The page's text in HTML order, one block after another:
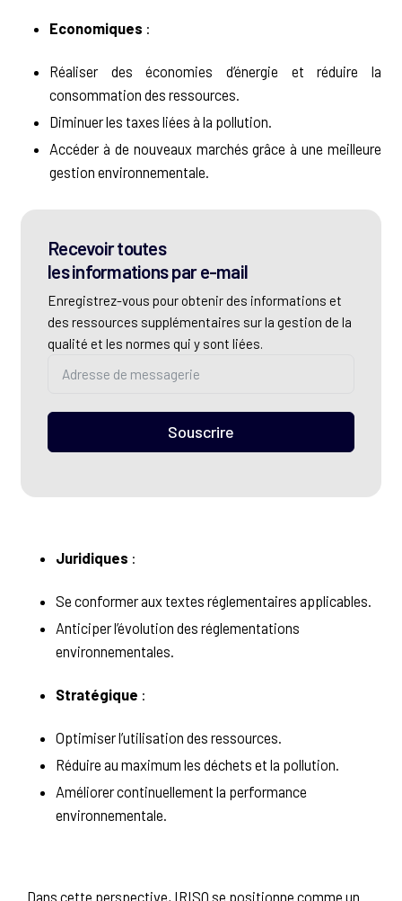
Economiques :
Réaliser des économies d’énergie et réduire la
consommation des ressources.
Diminuer les taxes liées à la pollution.
Accéder à de nouveaux marchés grâce à une meilleure
gestion environnementale.
Recevoir toutes
les informations par e-mail
Enregistrez-vous pour obtenir des informations et
des ressources supplémentaires sur la gestion de la
qualité et les normes qui y sont liées.
Souscrire
Juridiques :
Se conformer aux textes réglementaires applicables.
Anticiper l’évolution des réglementations
environnementales.
Stratégique :
Optimiser l’utilisation des ressources.
Réduire au maximum les déchets et la pollution.
Améliorer continuellement la performance
environnementale.
Dans cette perspective, IRISQ se positionne comme un